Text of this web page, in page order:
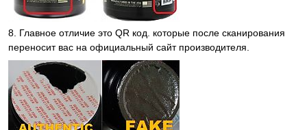
8. Главное отличие это QR код. которые после сканирования
переносит вас на официальный сайт производителя.